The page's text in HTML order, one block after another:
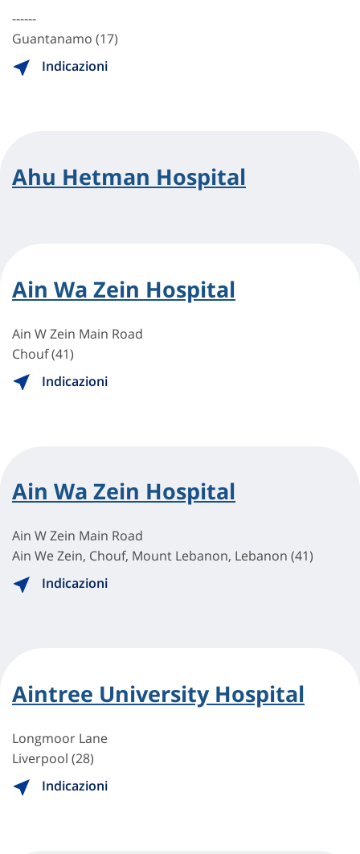
------
Guantanamo (17)
Indicazioni
Ahu Hetman Hospital
Ain Wa Zein Hospital
Ain W Zein Main Road
Chouf (41)
Indicazioni
Ain Wa Zein Hospital
Ain W Zein Main Road
Ain We Zein, Chouf, Mount Lebanon, Lebanon (41)
Indicazioni
Aintree University Hospital
Longmoor Lane
Liverpool (28)
Indicazioni